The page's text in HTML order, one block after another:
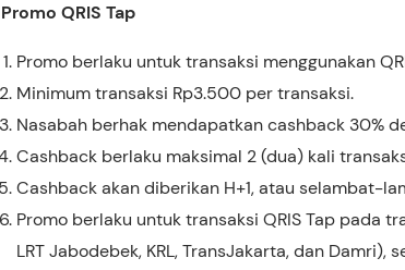
QRIS Tap
Promo berlaku untuk transaksi menggunakan
Minimum transaksi Rp3.500 per transaksi.
Nasabah berhak mendapatkan cashback 30%
Cashback berlaku maksimal 2 (dua) kali
Cashback akan diberikan H+1, atau selambat-
Promo berlaku untuk transaksi QRIS Tap pada
LRT Jabodebek, KRL, TransJakarta, dan